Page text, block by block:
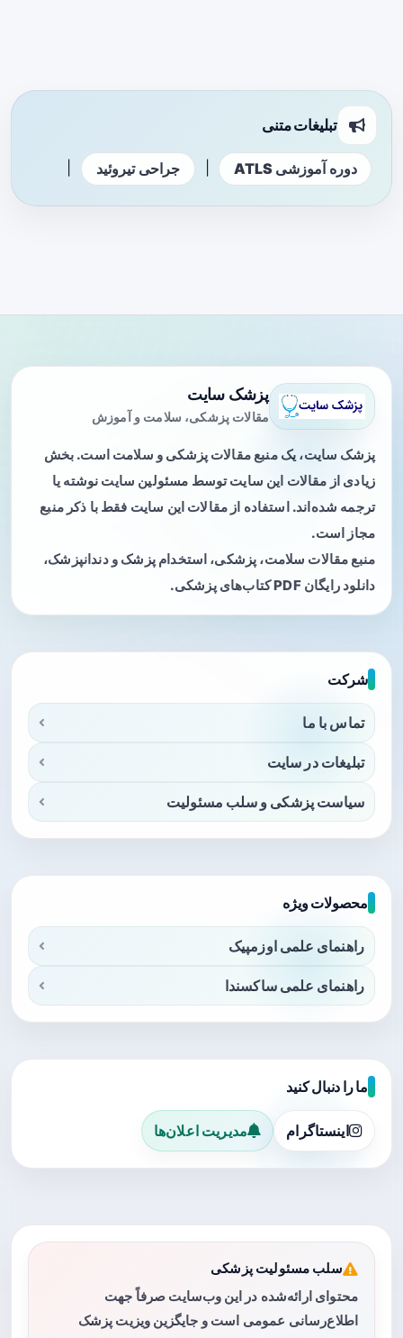
تبلیغات متنی
دوره آموزشی ATLS جراحی تیروئید
پزشک سایت
مقالات پزشکی، سلامت و آموزش
پزشک سایت، یک منبع مقالات پزشکی و سلامت است. بخش
زیادی از مقالات این سایت توسط مسئولین سایت نوشته یا
ترجمه شده‌اند. استفاده از مقالات این سایت فقط با ذکر منبع
مجاز است.
منبع مقالات سلامت، پزشکی، استخدام پزشک و دندانپزشک،
دانلود رایگان PDF کتاب‌های پزشکی.
شرکت
تماس با ما
تبلیغات در سایت
سیاست پزشکی و سلب مسئولیت
محصولات ویژه
راهنمای علمی اوزمپیک
راهنمای علمی ساکسندا
ما را دنبال کنید
اینستاگرام مدیریت اعلان‌ها
سلب مسئولیت پزشکی
محتوای ارائه‌شده در این وب‌سایت صرفاً جهت
اطلاع‌رسانی عمومی است و جایگزین ویزیت پزشک